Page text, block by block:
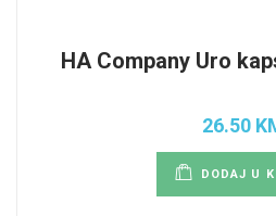
HA Company Uro
26.50
DODAJ U